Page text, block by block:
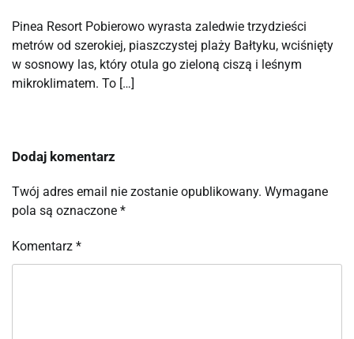
Pinea Resort Pobierowo wyrasta zaledwie trzydzieści
metrów od szerokiej, piaszczystej plaży Bałtyku, wciśnięty
w sosnowy las, który otula go zieloną ciszą i leśnym
mikroklimatem. To […]
Dodaj komentarz
Twój adres email nie zostanie opublikowany. Wymagane
pola są oznaczone *
Komentarz *